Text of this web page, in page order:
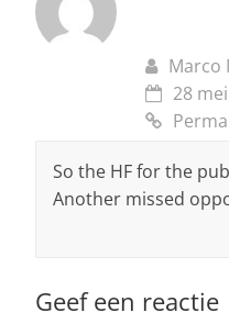
Marco
28
So the HF for the
Another missed
Geef een reactie